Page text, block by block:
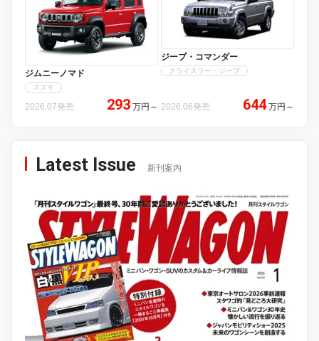
ジムニーノマド
スズキ
2026.07発売 293 万円 ～
ジープ・コマンダー
クライスラー・ジープ
2026.06発売 644万円 ～
Latest Issue 新刊案内